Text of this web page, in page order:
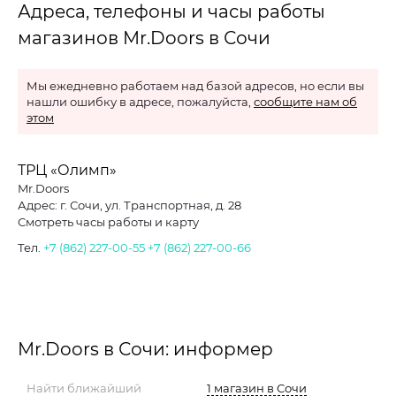
Адреса, телефоны и часы работы
магазинов Mr.Doors в Сочи
Мы ежедневно работаем над базой адресов, но если вы
нашли ошибку в адресе, пожалуйста, сообщите нам об
этом
ТРЦ «Олимп»
Mr.Doors
Адрес: г. Сочи, ул. Транспортная, д. 28
Смотреть часы работы и карту
Тел. +7 (862) 227-00-55 +7 (862) 227-00-66
Mr.Doors в Сочи: информер
Найти ближайший 1 магазин в Сочи